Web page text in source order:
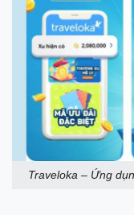
Traveloka – Ứng